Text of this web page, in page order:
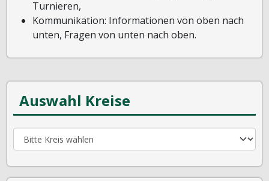
Turnieren,
Kommunikation: Informationen von oben nach
unten, Fragen von unten nach oben.
Auswahl Kreise